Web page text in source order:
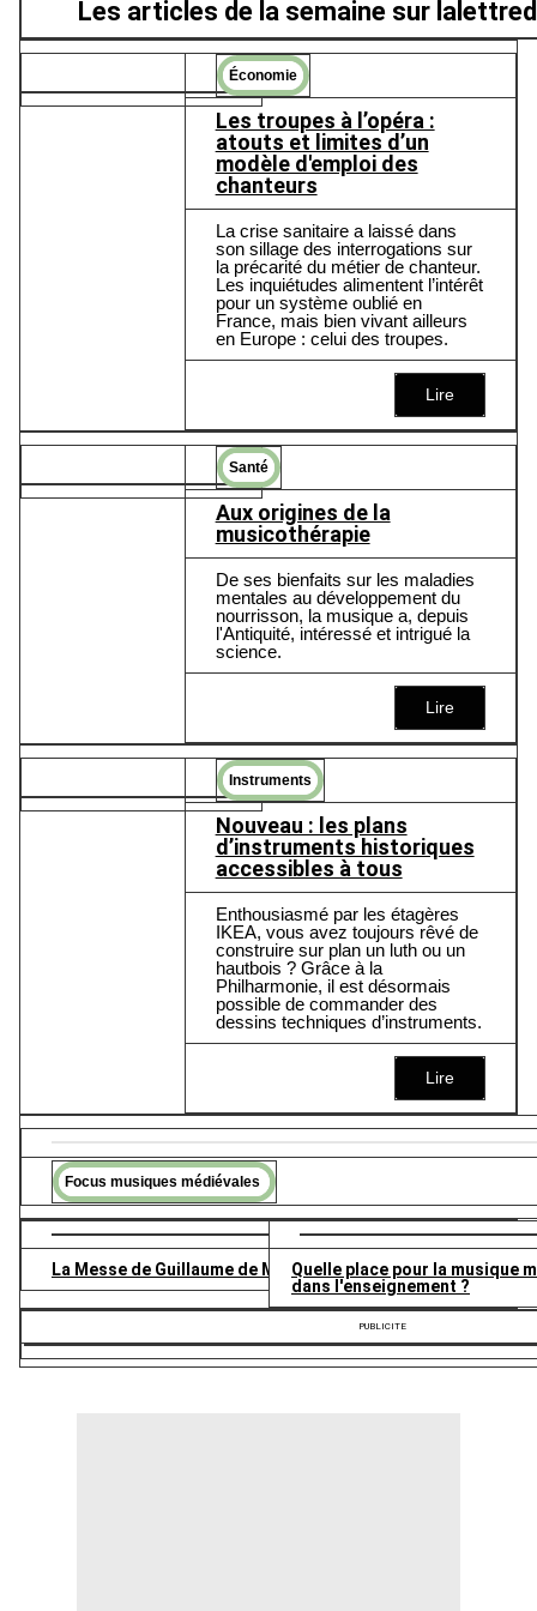
Les articles de la semaine sur
Économie
Les troupes à l’opéra :
atouts et limites d’un
modèle d'emploi des
chanteurs
La crise sanitaire a laissé dans
son sillage des interrogations sur
la précarité du métier de chanteur.
Les inquiétudes alimentent l’intérêt
pour un système oublié en
France, mais bien vivant ailleurs
en Europe : celui des troupes.
Lire
Santé
Aux origines de la
musicothérapie
De ses bienfaits sur les maladies
mentales au développement du
nourrisson, la musique a, depuis
l'Antiquité, intéressé et intrigué la
science.
Lire
Instruments
Nouveau : les plans
d’instruments historiques
accessibles à tous
Enthousiasmé par les étagères
IKEA, vous avez toujours rêvé de
construire sur plan un luth ou un
hautbois ? Grâce à la
Philharmonie, il est désormais
possible de commander des
dessins techniques d’instruments.
Lire
Focus musiques médiévales
La Messe de Guillaume de MachautQuelle place pour la musique
dans l'enseignement ?
PUBLICITE